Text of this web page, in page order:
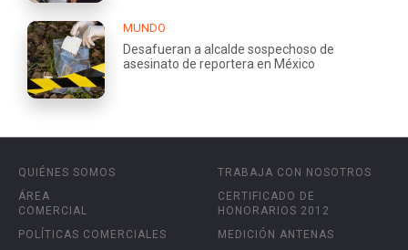
MUNDO
Desafueran a alcalde sospechoso de
asesinato de reportera en México
QUIÉNES SOMOS
ÁREA
COMERCIAL
POLÍTICAS COMERCIALES
TRABAJA CON NOSOTROS
CERTIFICADO DE
HONORARIOS 2012
MEDICIÓN ANTENAS